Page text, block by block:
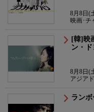
8月8日(
映画･チ
[韓]映
ン・
8月8日(
アジア
ラン